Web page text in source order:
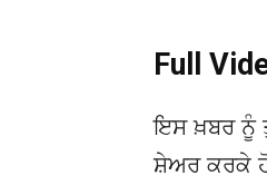
Full
ਇਸ ਖ਼ਬਰ ਨੂੰ
ਸ਼ੇਅਰ ਕਰਕੇ